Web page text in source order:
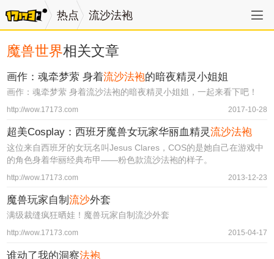
热点 流沙法袍
魔兽世界相关文章
画作：魂牵梦萦 身着流沙法袍的暗夜精灵小姐姐
画作：魂牵梦萦 身着流沙法袍的暗夜精灵小姐姐，一起来看下吧！
http://wow.17173.com 2017-10-28
超美Cosplay：西班牙魔兽女玩家华丽血精灵流沙法袍
这位来自西班牙的女玩名叫Jesus Clares，COS的是她自己在游戏中
的角色身着华丽经典布甲——粉色款流沙法袍的样子。
http://wow.17173.com 2013-12-23
魔兽玩家自制流沙外套
满级裁缝疯狂晒娃！魔兽玩家自制流沙外套
http://wow.17173.com 2015-04-17
谁动了我的洞察法袍